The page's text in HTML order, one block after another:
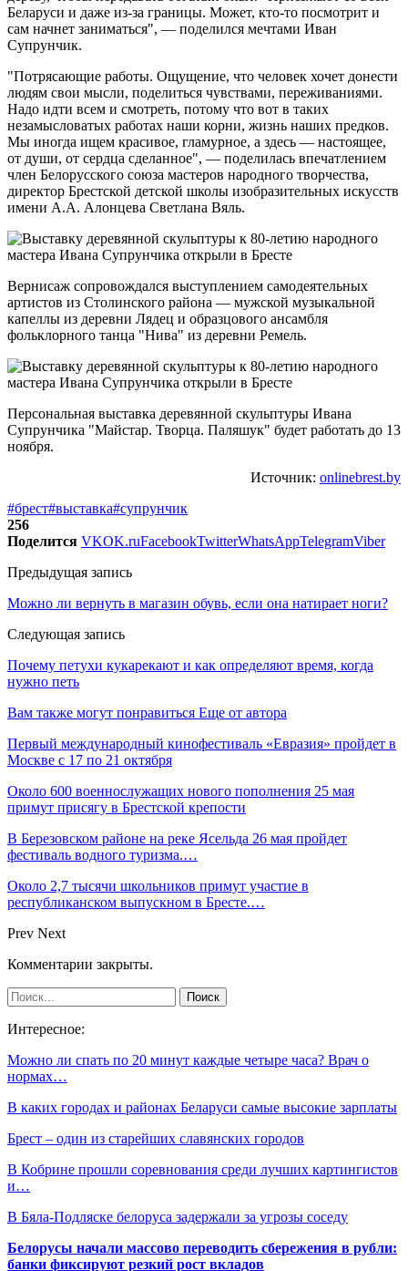
Беларуси и даже из-за границы. Может, кто-то посмотрит и
сам начнет заниматься", — поделился мечтами Иван
Супрунчик.
"Потрясающие работы. Ощущение, что человек хочет донести
людям свои мысли, поделиться чувствами, переживаниями.
Надо идти всем и смотреть, потому что вот в таких
незамысловатых работах наши корни, жизнь наших предков.
Мы иногда ищем красивое, гламурное, а здесь — настоящее,
от души, от сердца сделанное", — поделилась впечатлением
член Белорусского союза мастеров народного творчества,
директор Брестской детской школы изобразительных искусств
имени А.А. Алонцева Светлана Вяль.
Вернисаж сопровождался выступлением самодеятельных
артистов из Столинского района — мужской музыкальной
капеллы из деревни Лядец и образцового ансамбля
фольклорного танца "Нива" из деревни Ремель.
Персональная выставка деревянной скульптуры Ивана
Супрунчика "Майстар. Творца. Паляшук" будет работать до 13
ноября.
Источник: onlinebrest.by
#брест#выставка#супрунчик
256
Поделится VKOK.ruFacebookTwitterWhatsAppTelegramViber
Предыдущая запись
Можно ли вернуть в магазин обувь, если она натирает ноги?
Следующая запись
Почему петухи кукарекают и как определяют время, когда
нужно петь
Вам также могут понравиться Еще от автора
Первый международный кинофестиваль «Евразия» пройдет в
Москве с 17 по 21 октября
Около 600 военнослужащих нового пополнения 25 мая
примут присягу в Брестской крепости
В Березовском районе на реке Ясельда 26 мая пройдет
фестиваль водного туризма.…
Около 2,7 тысячи школьников примут участие в
республиканском выпускном в Бресте.…
Prev Next
Комментарии закрыты.
Интересное:
Можно ли спать по 20 минут каждые четыре часа? Врач о
нормах…
В каких городах и районах Беларуси самые высокие зарплаты
Брест – один из старейших славянских городов
В Кобрине прошли соревнования среди лучших картингистов
и…
В Бяла-Подляске белоруса задержали за угрозы соседу
Белорусы начали массово переводить сбережения в рубли:
банки фиксируют резкий рост вкладов